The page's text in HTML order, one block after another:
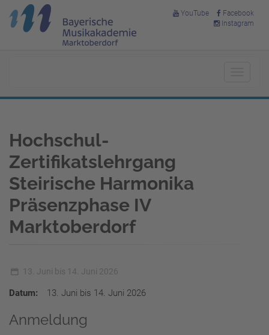
YouTube
Facebook
Instagram
Hochschul-
Zertifikatslehrgang
Steirische Harmonika
Präsenzphase IV
Marktoberdorf
13. Juni bis 14. Juni 2026
Datum: 13. Juni bis 14. Juni 2026
Anmeldung